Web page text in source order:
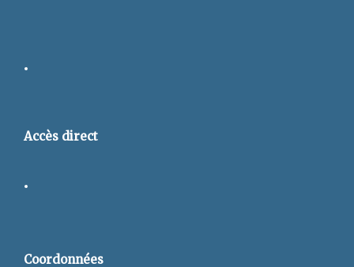
Accès direct
Coordonnées